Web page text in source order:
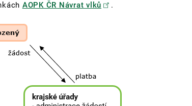
AOPK ČR Návrat vlků .